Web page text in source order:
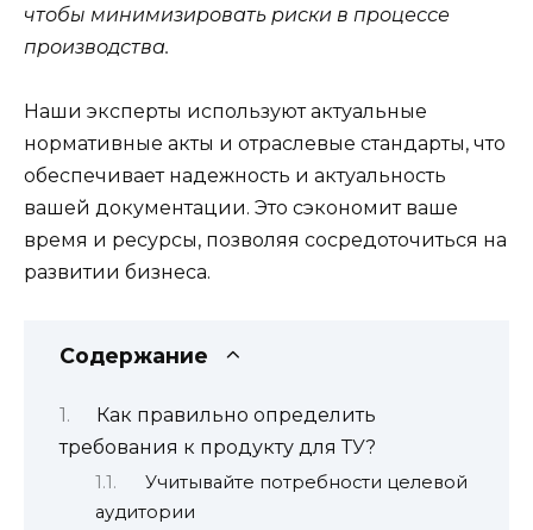
чтобы минимизировать риски в процессе
производства.
Наши эксперты используют актуальные
нормативные акты и отраслевые стандарты, что
обеспечивает надежность и актуальность
вашей документации. Это сэкономит ваше
время и ресурсы, позволяя сосредоточиться на
развитии бизнеса.
Содержание
Как правильно определить
требования к продукту для ТУ?
Учитывайте потребности целевой
аудитории